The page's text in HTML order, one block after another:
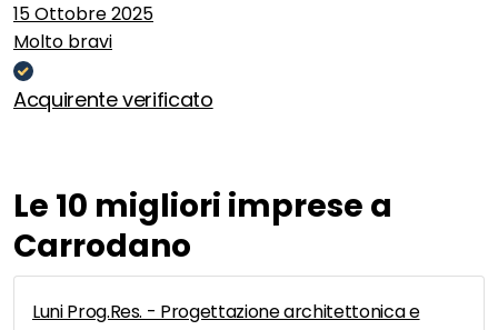
15 Ottobre 2025
Molto bravi
Acquirente verificato
Le 10 migliori imprese a
Carrodano
Luni Prog.Res. - Progettazione architettonica e